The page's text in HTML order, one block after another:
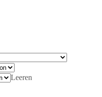
Leeren